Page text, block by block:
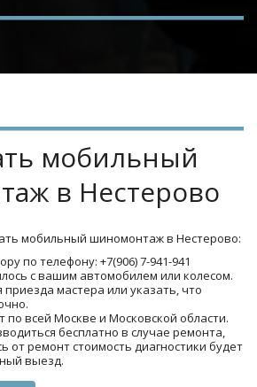
мобильный
в Нестерово
мобильный шиномонтаж в Нестерово:
по телефону: +7(906) 7-941-941
с вашим автомобилем или колесом.
приезда мастера или указать, что
всей Москве и Московской области.
бесплатно в случае ремонта,
от ремонт стоимость диагностики будет
выезд.